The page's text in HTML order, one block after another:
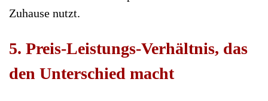
Zuhause nutzt.
5. Preis-Leistungs-Verhältnis, das
den Unterschied macht